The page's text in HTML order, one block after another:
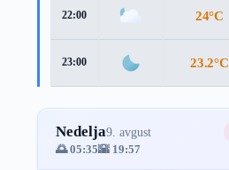
22:00 24°C
23:00 23.2°C
Nedelja9. avgust
🌅 05:35🌇 19:57